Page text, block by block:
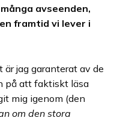
avseenden,
framtid vi lever i
jag garanterat av de
på att faktiskt läsa
mig igenom (den
om den stora